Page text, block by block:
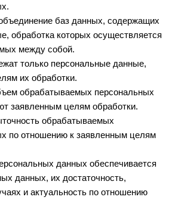
баз данных, содержащих
обработка которых осуществляется
между собой.
только персональные данные,
их обработки.
обрабатываемых персональных
заявленным целям обработки.
обрабатываемых
по отношению к заявленным целям
данных обеспечивается
данных, их достаточность,
и актуальность по отношению